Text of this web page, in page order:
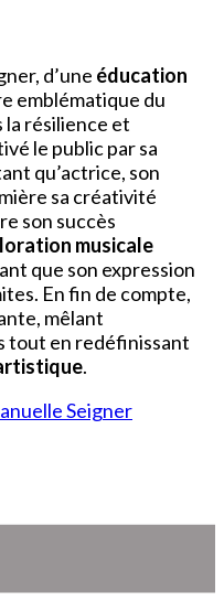
d’une éducation
emblématique du
la résilience et
le public par sa
qu’actrice, son
sa créativité
son succès
musicale
que son expression
En fin de compte,
mêlant
tout en redéfinissant
.
Seigner